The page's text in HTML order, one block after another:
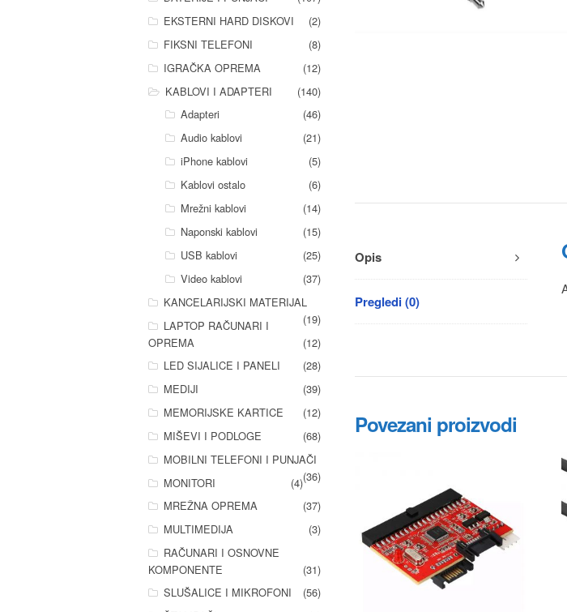
Opis
Pregledi (0)
Povezani proizvodi
EKSTERNI HARD DISKOVI
(2)
FIKSNI TELEFONI
(8)
IGRAČKA OPREMA
(12)
KABLOVI I ADAPTERI
(140)
Adapteri
(46)
Audio kablovi
(21)
iPhone kablovi
(5)
Kablovi ostalo
(6)
Mrežni kablovi
(14)
Naponski kablovi
(15)
USB kablovi
(25)
Video kablovi
(37)
KANCELARIJSKI MATERIJAL
(19)
LAPTOP RAČUNARI I
OPREMA
(12)
LED SIJALICE I PANELI
(28)
MEDIJI
(39)
MEMORIJSKE KARTICE
(12)
MIŠEVI I PODLOGE
(68)
MOBILNI TELEFONI I PUNJAČI
(36)
MONITORI
(4)
MREŽNA OPREMA
(37)
MULTIMEDIJA
(3)
RAČUNARI I OSNOVNE
KOMPONENTE
(31)
SLUŠALICE I MIKROFONI
(56)